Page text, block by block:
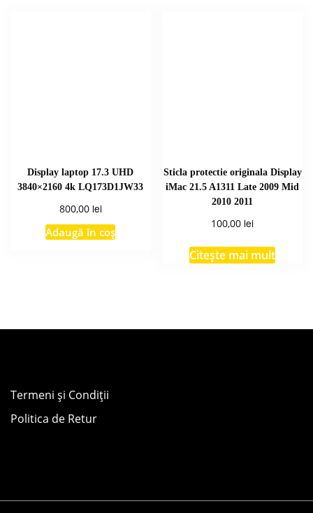
Display laptop 17.3 UHD
3840×2160 4k LQ173D1JW33
800,00 lei
Adaugă în coș
Sticla protectie originala Display
iMac 21.5 A1311 Late 2009 Mid
2010 2011
100,00 lei
Citește mai mult
Termeni și Condiții
Politica de Retur